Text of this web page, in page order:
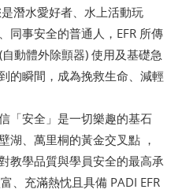
潛水愛好者、水上活動玩
同事安全的普通人，EFR 所傳
動體外除顫器) 使用及基礎急
的瞬間，成為挽救生命、減輕
「安全」是一切樂趣的基石
湖、萬里桐的黃金交叉點 ，
教學品質與學員安全的最高承
、充滿熱忱且具備 PADI EFR